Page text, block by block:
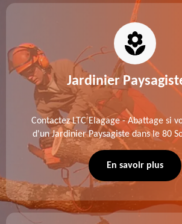
Jardinier
Contactez LTC Elagage - Abattage si vous avez besoin
d'un Jardinier Paysagiste dans le 80
intervention est exécutée selon les
Découvrez un extérieur exceptionnel
En savoir plus